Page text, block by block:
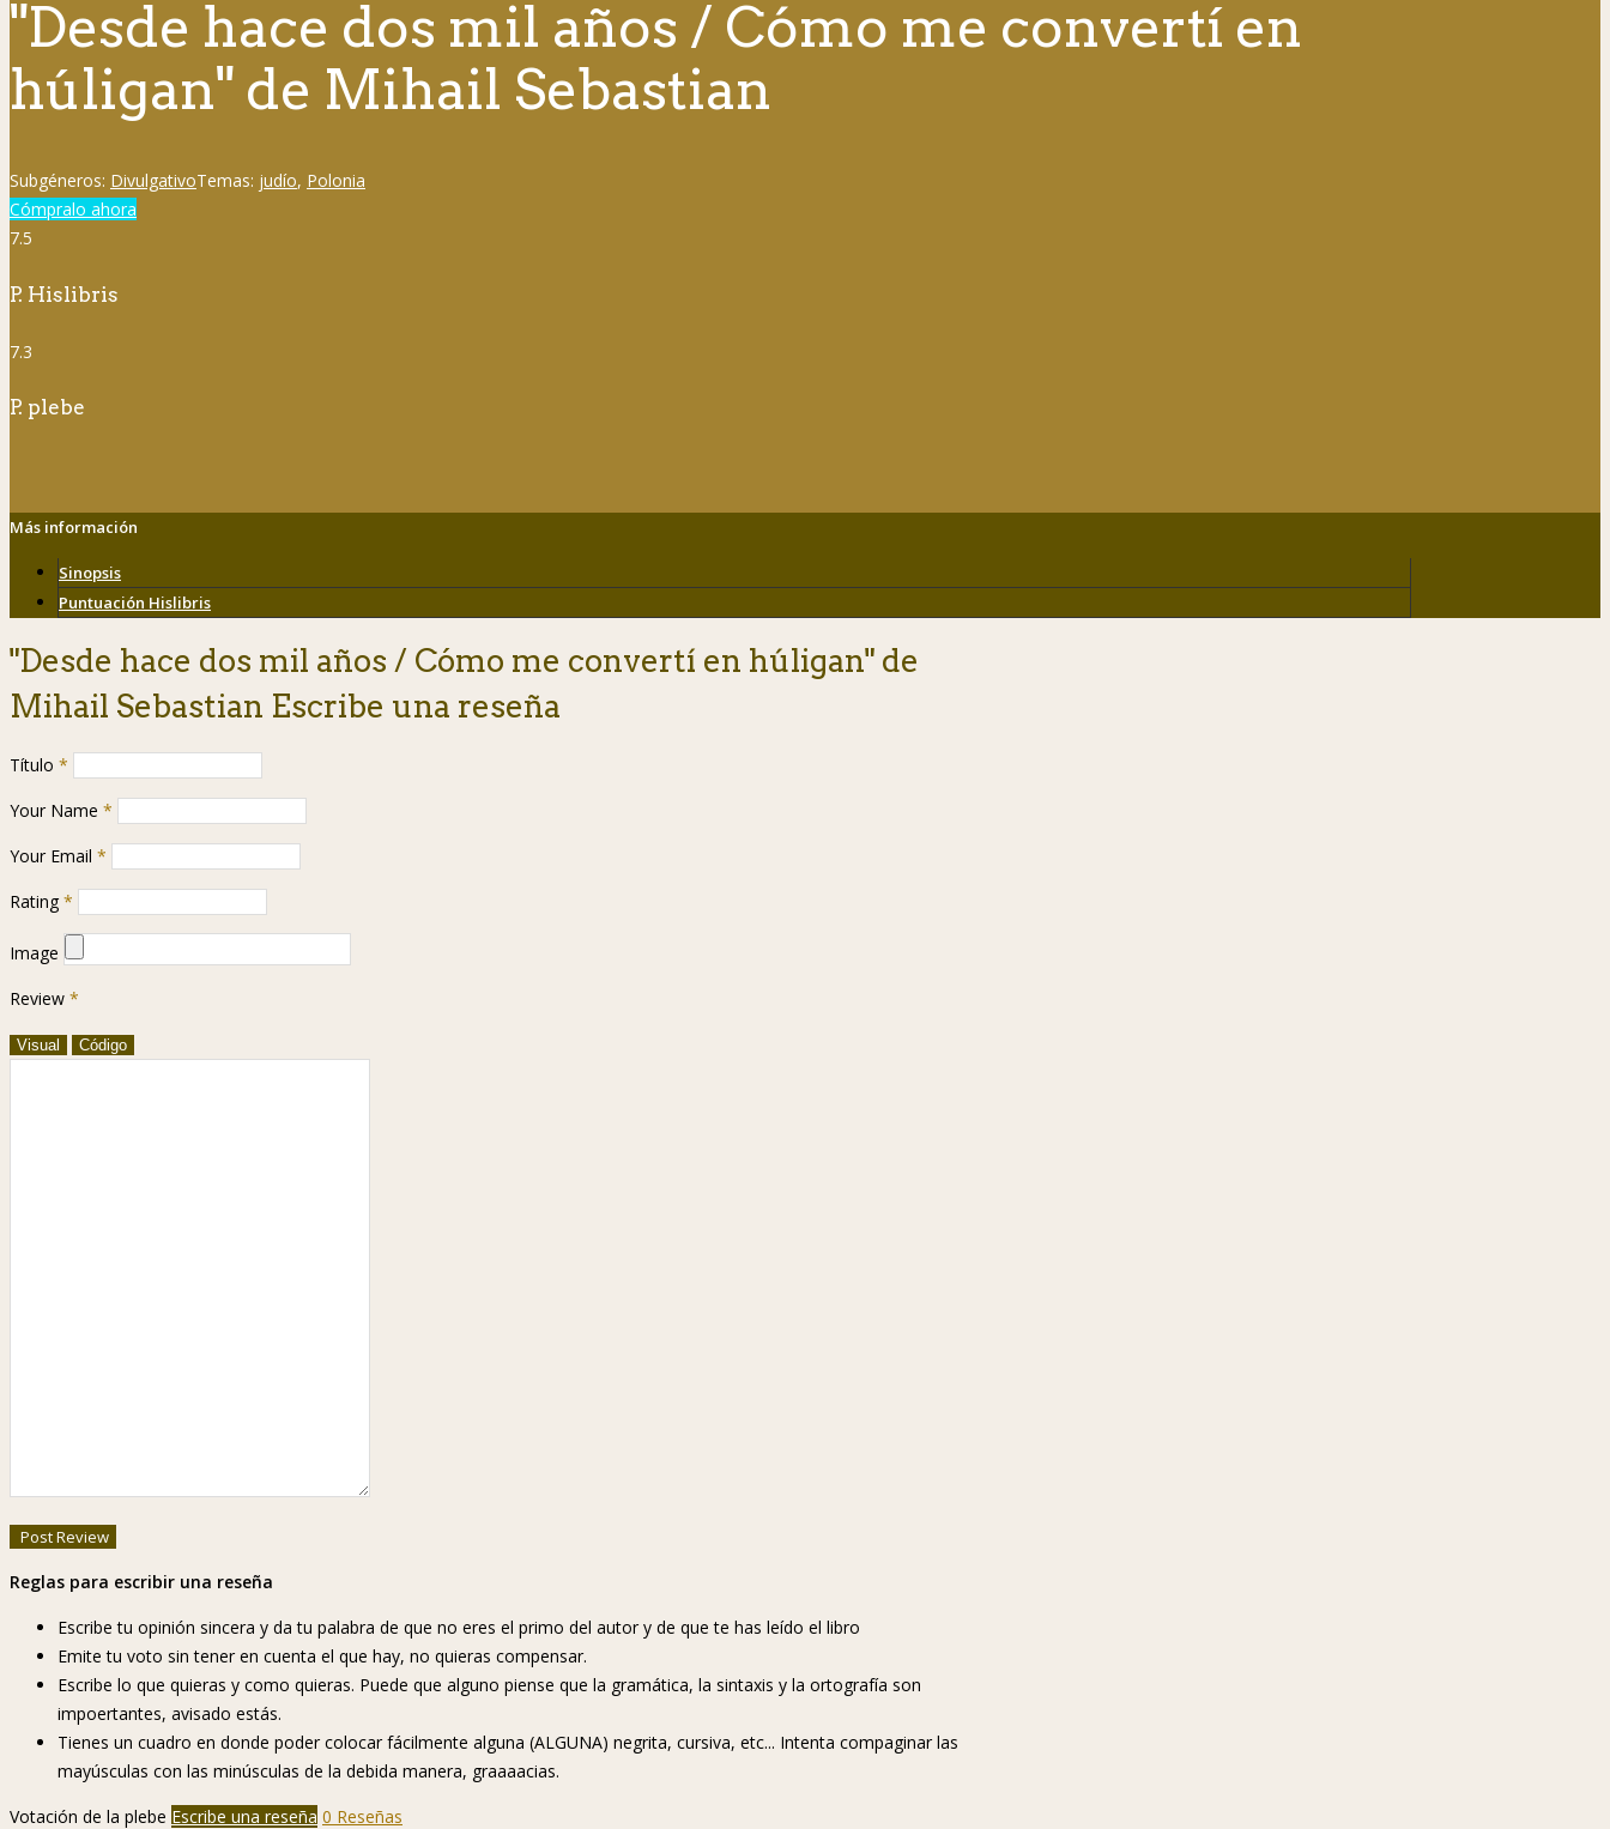
"Desde hace dos mil años / Cómo me convertí en
húligan" de Mihail Sebastian
Subgéneros: DivulgativoTemas: judío, Polonia
Cómpralo ahora
7.5
P. Hislibris
7.3
P. plebe
Más información
Sinopsis
Puntuación Hislibris
"Desde hace dos mil años / Cómo me convertí en húligan" de
Mihail Sebastian Escribe una reseña
Título *
Your Name *
Your Email *
Rating *
Image
Review *
Visual Código
Reglas para escribir una reseña
Escribe tu opinión sincera y da tu palabra de que no eres el primo del autor y de que te has leído el libro
Emite tu voto sin tener en cuenta el que hay, no quieras compensar.
Escribe lo que quieras y como quieras. Puede que alguno piense que la gramática, la sintaxis y la ortografía son
impoertantes, avisado estás.
Tienes un cuadro en donde poder colocar fácilmente alguna (ALGUNA) negrita, cursiva, etc... Intenta compaginar las
mayúsculas con las minúsculas de la debida manera, graaaacias.
Votación de la plebe Escribe una reseña 0 Reseñas